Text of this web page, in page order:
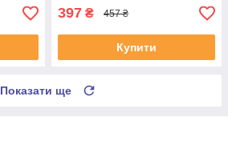
397 ₴ 457 ₴
Купити
Показати ще